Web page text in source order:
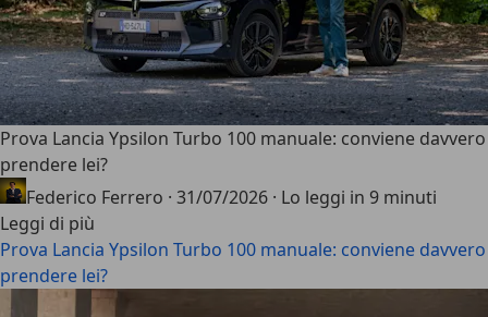
Prova Lancia Ypsilon Turbo 100 manuale: conviene davvero
prendere lei?
Federico Ferrero · 31/07/2026 · Lo leggi in 9 minuti
Leggi di più
Prova Lancia Ypsilon Turbo 100 manuale: conviene davvero
prendere lei?